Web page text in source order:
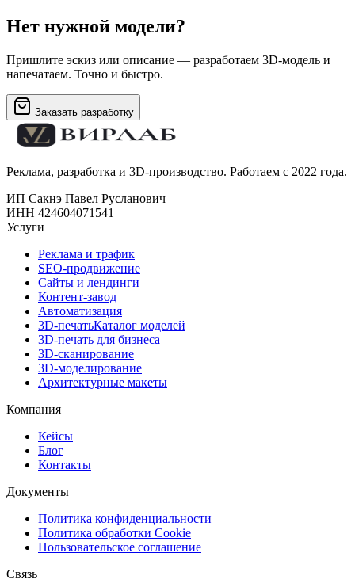
Нет нужной модели?
Пришлите эскиз или описание — разработаем 3D-модель и
напечатаем. Точно и быстро.
Заказать разработку
Реклама, разработка и 3D-производство. Работаем с 2022 года.
ИП Сакнэ Павел Русланович
ИНН 424604071541
Услуги
Реклама и трафик
SEO-продвижение
Сайты и лендинги
Контент-завод
Автоматизация
3D-печатьКаталог моделей
3D-печать для бизнеса
3D-сканирование
3D-моделирование
Архитектурные макеты
Компания
Кейсы
Блог
Контакты
Документы
Политика конфиденциальности
Политика обработки Cookie
Пользовательское соглашение
Связь